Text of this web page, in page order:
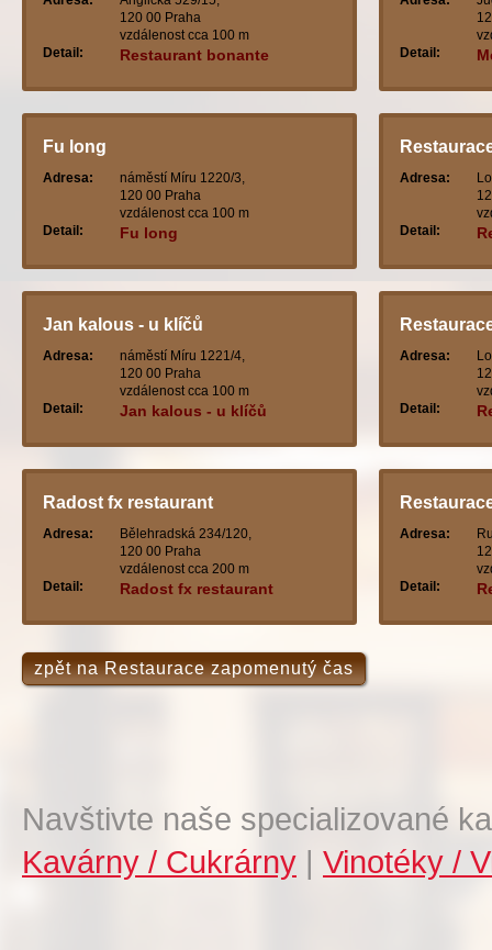
120 00 Praha
vzdálenost cca 100 m
Detail:
Restaurant bonante
Detail:
Fu long
Adresa:
náměstí Míru 1220/3,
120 00 Praha
vzdálenost cca 100 m
Detail:
Fu long
Adresa:
Detail:
Jan kalous - u klíčů
Adresa:
náměstí Míru 1221/4,
120 00 Praha
vzdálenost cca 100 m
Detail:
Jan kalous - u klíčů
Adresa:
Detail:
Radost fx restaurant
Adresa:
Bělehradská 234/120,
120 00 Praha
vzdálenost cca 200 m
Detail:
Radost fx restaurant
Adresa:
Detail:
zpět na Restaurace zapomenutý čas
Navštivte naše specializované
Kavárny / Cukrárny | Vinotéky /